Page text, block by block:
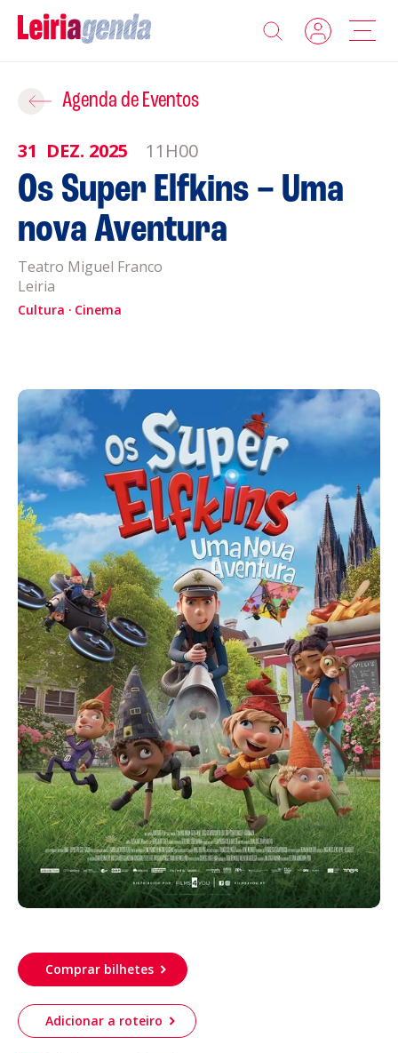
Agenda
Sobre a Leiriagenda
Promotores
Clubes Desportivos
Contactos
Política de Cookies
Acompanhe a Leiria Agenda
CULTURA
DESPORTO
Agenda de Eventos
31 DEZ. 2025 11H00
Os Super Elfkins – Uma
nova Aventura
Teatro Miguel Franco
Leiria
Cultura Cinema
Comprar bilhetes
Adicionar a roteiro
Adicionar ao Roteiro
ROTEIROS EXISTENTES
CRIAR NOVO